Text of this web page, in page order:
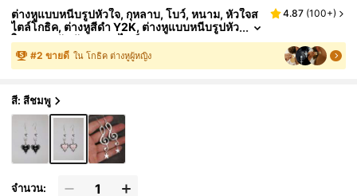
ต่างหูแบบหนีบรูปหัวใจ, กุหลาบ, โบว์, หนาม, หัวใจส
ไตล์โกธิค, ต่างหูสีดำ Y2K, ต่างหูแบบหนีบรูปหัว
ใจ, ของขวัญวันวาเลนไทน์
4.87 (100+)
#2 ขายดี ใน โกธิค ต่างหูผู้หญิง
สี: สีชมพู
จำนวน: